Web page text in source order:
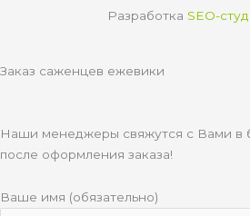
Разработка SEO-
Заказ саженцев ежевики
Наши менеджеры свяжутся с Вами в
после оформления заказа!
Ваше имя (обязательно)